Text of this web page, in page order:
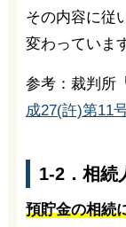
その内容に従
変わっていま
参考：裁判所「
成27(許)第11号
1-2．相続
預貯金の相続